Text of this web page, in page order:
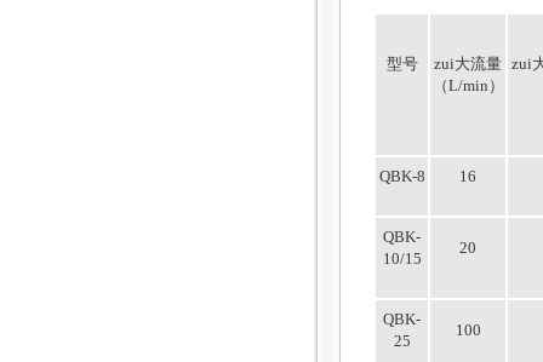
型号
zui大流量
（L/min）
zui
QBK-8 16
QBK-
10/15
20
QBK-
25
100